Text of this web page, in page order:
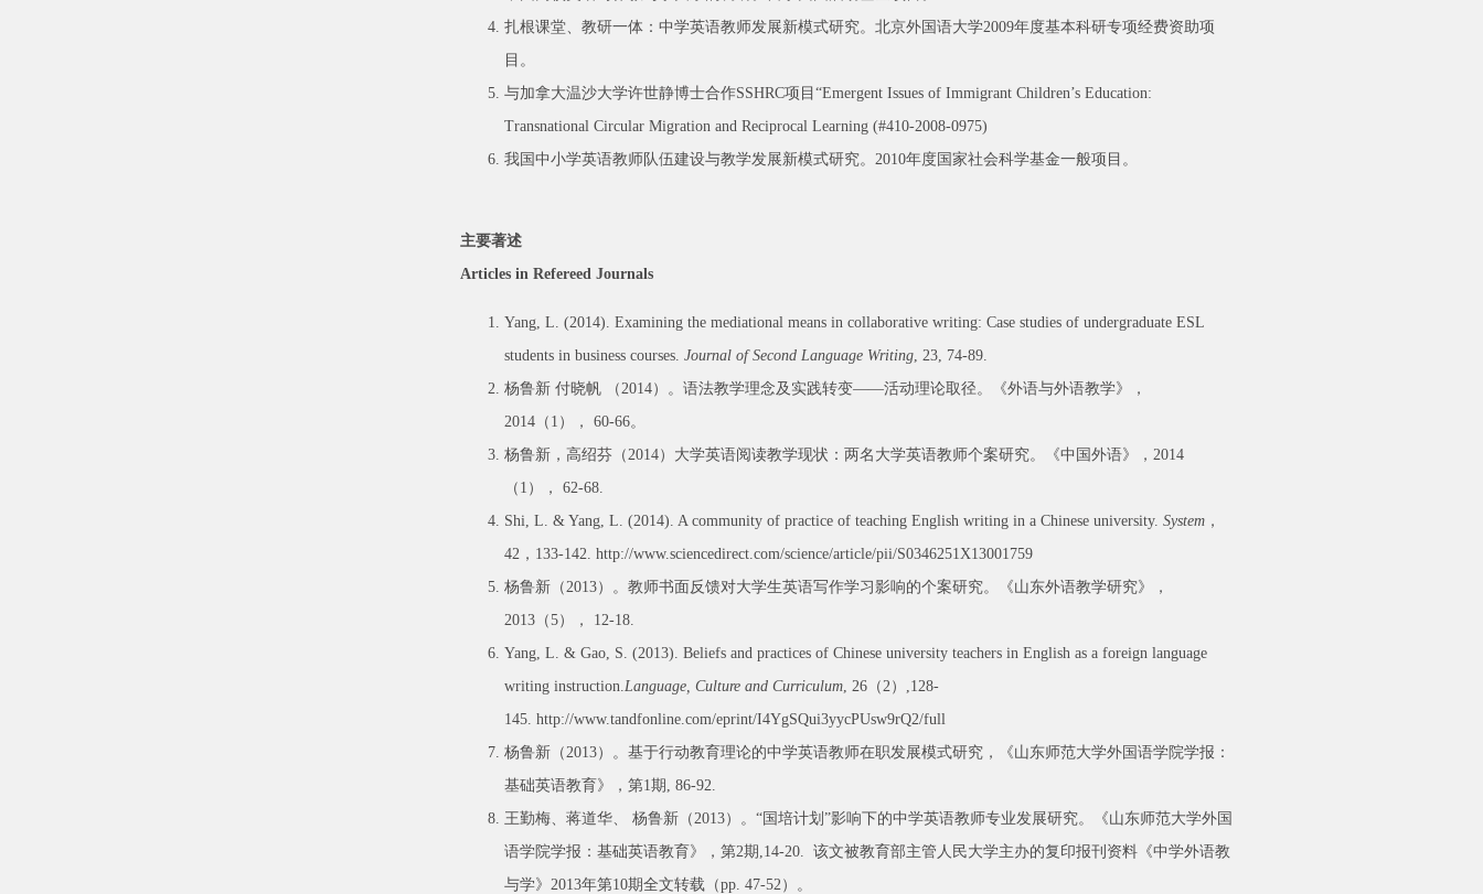
扎根课堂、教研一体：中学英语教师发展新模式研究。 北京外国语大学2009年度基本科研专项经费资助项
目。
与加拿大温沙大学许世静博士合作SSHRC项目“Emergent Issues of Immigrant Children’s Education:
Transnational Circular Migration and Reciprocal Learning (#410-2008-0975)
我国中小学英语教师队伍建设与教学发展新模式研究。2010年度国家社会科学基金一般项目。
主要著述
Articles in Refereed Journals
Yang, L. (2014). Examining the mediational means in collaborative writing: Case studies of undergraduate ESL
students in business courses. Journal of Second Language Writing, 23, 74-89.
杨鲁新 付晓帆 （2014）。语法教学理念及实践转变——活动理论取径。《外语与外语教学》，
2014（1）， 60-66。
杨鲁新，高绍芬（2014）大学英语阅读教学现状：两名大学英语教师个案研究。《中国外语》，2014
（1）， 62-68.
Shi, L. & Yang, L. (2014). A community of practice of teaching English writing in a Chinese university. System ，
42，133-142. http://www.sciencedirect.com/science/article/pii/S0346251X13001759
杨鲁新（2013）。教师书面反馈对大学生英语写作学习影响的个案研究。《山东外语教学研究》，
2013（5）， 12-18.
Yang, L. & Gao, S. (2013). Beliefs and practices of Chinese university teachers in English as a foreign language
writing instruction.Language, Culture and Curriculum, 26（2）,128-
145. http://www.tandfonline.com/eprint/I4YgSQui3yycPUsw9rQ2/full
杨鲁新（2013）。基于行动教育理论的中学英语教师在职发展模式研究，《山东师范大学外国语学院学报：
基础英语教育》，第1期, 86-92.
王勤梅、蒋道华、 杨鲁新（2013）。“国培计划”影响下的中学英语教师专业发展研究。《山东师范大学外国
语学院学报：基础英语教育》，第2期,14-20. 该文被教育部主管人民大学主办的复印报刊资料《中学外语教
与学》2013年第10期全文转载（pp. 47-52）。